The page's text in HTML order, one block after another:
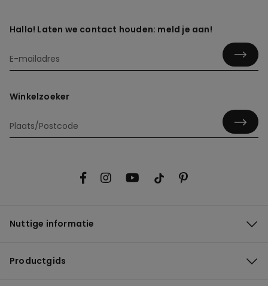
Hallo! Laten we contact houden: meld je aan!
Winkelzoeker
Nuttige informatie
Productgids